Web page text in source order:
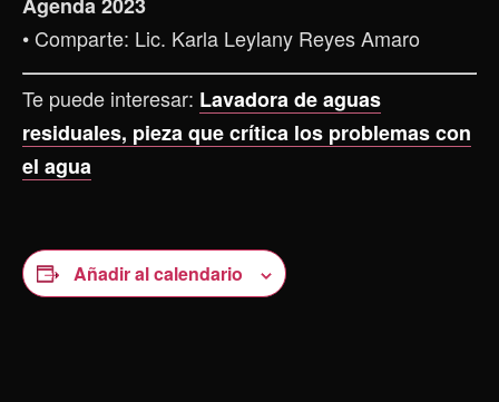
• Comparte: Lic. Karla Leylany Reyes Amaro
Te puede interesar: Lavadora de aguas
residuales, pieza que crítica los problemas con
el agua
Añadir al calendario